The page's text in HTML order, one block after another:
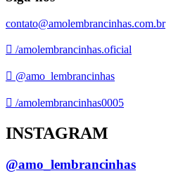
contato@amolembrancinhas.com.br
/amolembrancinhas.oficial
@amo_lembrancinhas
/amolembrancinhas0005
INSTAGRAM
@amo_lembrancinhas